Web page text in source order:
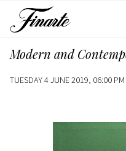
Modern and
TUESDAY 4 JUNE 2019, 06:00 PM